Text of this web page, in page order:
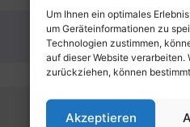
Um Ihnen ein optimales
um Geräteinformationen zu
Technologien zustimmen,
auf dieser Website verarbeiten.
zurückziehen, können
Akzeptieren